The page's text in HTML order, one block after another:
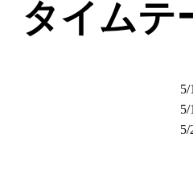
タイムテ